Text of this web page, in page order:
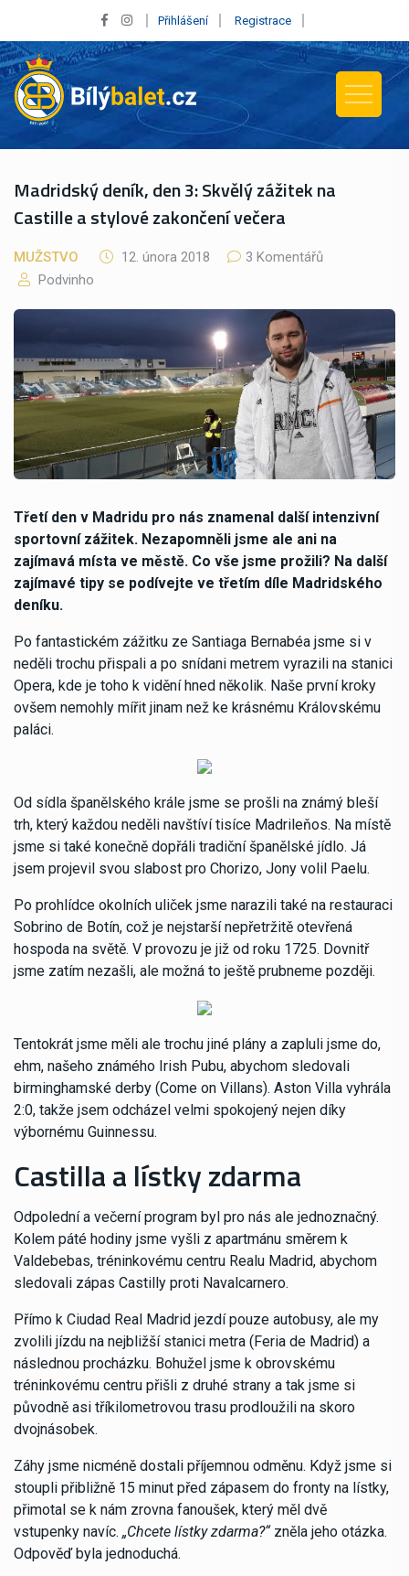
Přihlášení Registrace
Madridský deník, den 3: Skvělý zážitek na
Castille a stylové zakončení večera
MUŽSTVO 12. února 2018
3 Komentářů
Podvinho
Třetí den v Madridu pro nás znamenal další intenzivní
sportovní zážitek. Nezapomněli jsme ale ani na
zajímavá místa ve městě. Co vše jsme prožili? Na další
zajímavé tipy se podívejte ve třetím díle Madridského
deníku.
Po fantastickém zážitku ze Santiaga Bernabéa jsme si v
neděli trochu přispali a po snídani metrem vyrazili na stanici
Opera, kde je toho k vidění hned několik. Naše první kroky
ovšem nemohly mířit jinam než ke krásnému Královskému
paláci.
Od sídla španělského krále jsme se prošli na známý bleší
trh, který každou neděli navštíví tisíce Madrileňos. Na místě
jsme si také konečně dopřáli tradiční španělské jídlo. Já
jsem projevil svou slabost pro Chorizo, Jony volil Paelu.
Po prohlídce okolních uliček jsme narazili také na restauraci
Sobrino de Botín, což je nejstarší nepřetržitě otevřená
hospoda na světě. V provozu je již od roku 1725. Dovnitř
jsme zatím nezašli, ale možná to ještě prubneme později.
Tentokrát jsme měli ale trochu jiné plány a zapluli jsme do,
ehm, našeho známého Irish Pubu, abychom sledovali
birminghamské derby (Come on Villans). Aston Villa vyhrála
2:0, takže jsem odcházel velmi spokojený nejen díky
výbornému Guinnessu.
Castilla a lístky zdarma
Odpolední a večerní program byl pro nás ale jednoznačný.
Kolem páté hodiny jsme vyšli z apartmánu směrem k
Valdebebas, tréninkovému centru Realu Madrid, abychom
sledovali zápas Castilly proti Navalcarnero.
Přímo k Ciudad Real Madrid jezdí pouze autobusy, ale my
zvolili jízdu na nejbližší stanici metra (Feria de Madrid) a
následnou procházku. Bohužel jsme k obrovskému
tréninkovému centru přišli z druhé strany a tak jsme si
původně asi tříkilometrovou trasu prodloužili na skoro
dvojnásobek.
Záhy jsme nicméně dostali příjemnou odměnu. Když jsme si
stoupli přibližně 15 minut před zápasem do fronty na lístky,
přimotal se k nám zrovna fanoušek, který měl dvě
vstupenky navíc. „Chcete lístky zdarma?“zněla jeho otázka.
Odpověď byla jednoduchá.